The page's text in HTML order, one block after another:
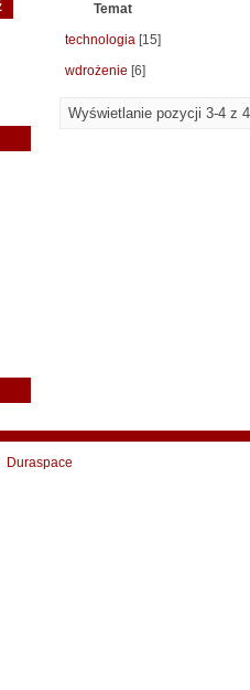
Temat
technologia [15]
wdrożenie [6]
Wyświetlanie pozycji 3-4 z 4
Duraspace